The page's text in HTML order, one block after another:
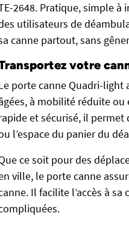
2648. Pratique, simple
utilisateurs de
canne partout, sans
votre
porte canne Quadri-light
à mobilité réduite ou
et sécurisé, il permet
l’espace du panier du
ce soit pour des
ville, le porte canne
Il facilite l’accès à